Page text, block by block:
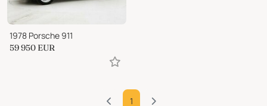
1978 Porsche 911
59 950 EUR
1